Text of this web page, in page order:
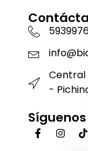
Central
-